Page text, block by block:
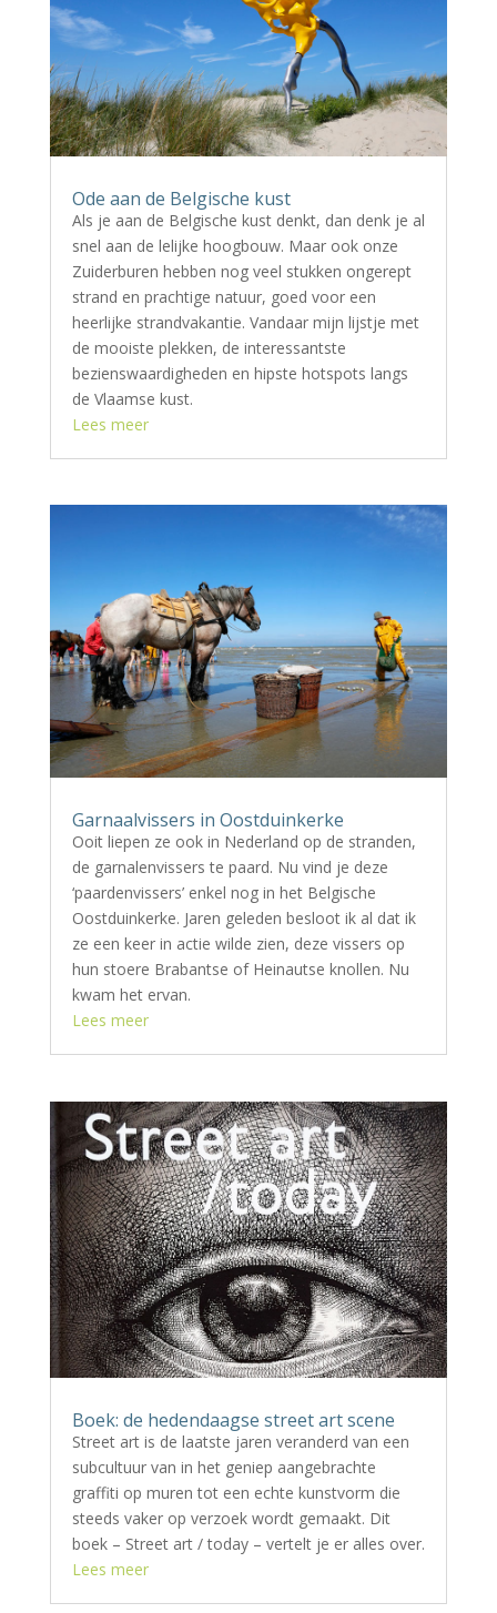
Ode aan de Belgische kust
Als je aan de Belgische kust denkt, dan denk je al
snel aan de lelijke hoogbouw. Maar ook onze
Zuiderburen hebben nog veel stukken ongerept
strand en prachtige natuur, goed voor een
heerlijke strandvakantie. Vandaar mijn lijstje met
de mooiste plekken, de interessantste
bezienswaardigheden en hipste hotspots langs
de Vlaamse kust.
Lees meer
Garnaalvissers in Oostduinkerke
Ooit liepen ze ook in Nederland op de stranden,
de garnalenvissers te paard. Nu vind je deze
‘paardenvissers’ enkel nog in het Belgische
Oostduinkerke. Jaren geleden besloot ik al dat ik
ze een keer in actie wilde zien, deze vissers op
hun stoere Brabantse of Heinautse knollen. Nu
kwam het ervan.
Lees meer
Boek: de hedendaagse street art scene
Street art is de laatste jaren veranderd van een
subcultuur van in het geniep aangebrachte
graffiti op muren tot een echte kunstvorm die
steeds vaker op verzoek wordt gemaakt. Dit
boek – Street art / today – vertelt je er alles over.
Lees meer